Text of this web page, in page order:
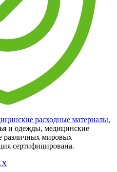
расходные материалы,
и одежды, медицинские
различных мировых
сертифицирована.